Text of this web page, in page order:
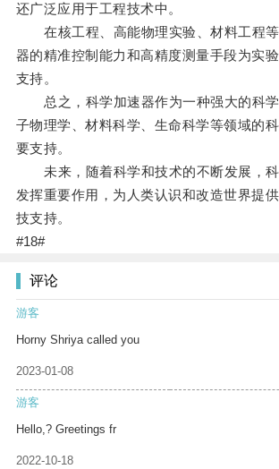
还广泛应用于工程技术中。
在核工程、高能物理实验、材料工程等
器的精准控制能力和高精度测量手段为实
支持。
总之，科学加速器作为一种强大的科学
子物理学、材料科学、生命科学等领域的
要支持。
未来，随着科学和技术的不断发展，科
发挥重要作用，为人类认识和改造世界提
技支持。
#18#
评论
游客
Horny Shriya called you
2023-01-08
游客
Hello,? Greetings fr
2022-10-18